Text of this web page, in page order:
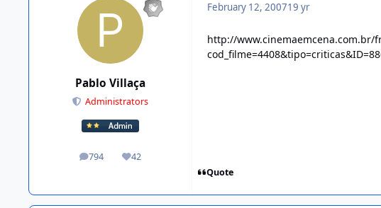
Pablo Villaça
Administrators
794
posts 42
Reputation
February 12, 200719 yr
http://www.cinemaemcena.com.br/
Quote